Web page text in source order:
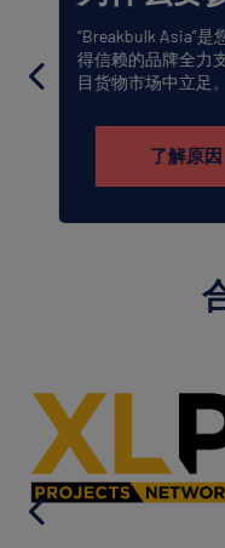
“Breakbulk 全球货
项目物流复杂性的
了解更